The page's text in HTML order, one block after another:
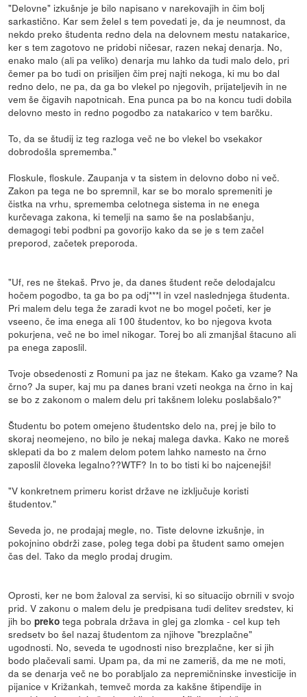
"Delovne" izkušnje je bilo napisano v narekovajih in čim bolj
sarkastično. Kar sem želel s tem povedati je, da je neumnost, da
nekdo preko študenta redno dela na delovnem mestu natakarice,
ker s tem zagotovo ne pridobi ničesar, razen nekaj denarja. No,
enako malo (ali pa veliko) denarja mu lahko da tudi malo delo, pri
čemer pa bo tudi on prisiljen čim prej najti nekoga, ki mu bo dal
redno delo, ne pa, da ga bo vlekel po njegovih, prijateljevih in ne
vem še čigavih napotnicah. Ena punca pa bo na koncu tudi dobila
delovno mesto in redno pogodbo za natakarico v tem barčku.
To, da se študij iz teg razloga več ne bo vlekel bo vsekakor
dobrodošla sprememba."
Floskule, floskule. Zaupanja v ta sistem in delovno dobo ni več.
Zakon pa tega ne bo spremnil, kar se bo moralo spremeniti je
čistka na vrhu, sprememba celotnega sistema in ne enega
kurčevaga zakona, ki temelji na samo še na poslabšanju,
demagogi tebi podbni pa govorijo kako da se je s tem začel
preporod, začetek preporoda.
"Uf, res ne štekaš. Prvo je, da danes študent reče delodajalcu
hočem pogodbo, ta ga bo pa odj***l in vzel naslednjega študenta.
Pri malem delu tega že zaradi kvot ne bo mogel početi, ker je
vseeno, če ima enega ali 100 študentov, ko bo njegova kvota
pokurjena, več ne bo imel nikogar. Torej bo ali zmanjšal štacuno ali
pa enega zaposlil.
Tvoje obsedenosti z Romuni pa jaz ne štekam. Kako ga vzame? Na
črno? Ja super, kaj mu pa danes brani vzeti neokga na črno in kaj
se bo z zakonom o malem delu pri takšnem loleku poslabšalo?"
Študentu bo potem omejeno študentsko delo na, prej je bilo to
skoraj neomejeno, no bilo je nekaj malega davka. Kako ne moreš
sklepati da bo z malem delom potem lahko namesto na črno
zaposlil človeka legalno??WTF? In to bo tisti ki bo najcenejši!
"V konkretnem primeru korist države ne izključuje koristi
študentov."
Seveda jo, ne prodajaj megle, no. Tiste delovne izkušnje, in
pokojnino obdrži zase, poleg tega dobi pa študent samo omejen
čas del. Tako da meglo prodaj drugim.
Oprosti, ker ne bom žaloval za servisi, ki so situacijo obrnili v svojo
prid. V zakonu o malem delu je predpisana tudi delitev sredstev, ki
jih bo preko tega pobrala država in glej ga zlomka - cel kup teh
sredsetv bo šel nazaj študentom za njihove "brezplačne"
ugodnosti. No, seveda te ugodnosti niso brezplačne, ker si jih
bodo plačevali sami. Upam pa, da mi ne zameriš, da me ne moti,
da se denarja več ne bo porabljalo za nepremičninske investicije in
pijanice v Križankah, temveč morda za kakšne štipendije in